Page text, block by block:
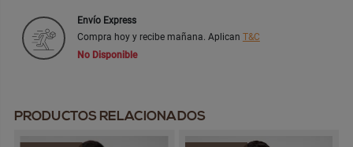
Envío Express
Compra hoy y recibe mañana. Aplican T&C
No Disponible
PRODUCTOS RELACIONADOS